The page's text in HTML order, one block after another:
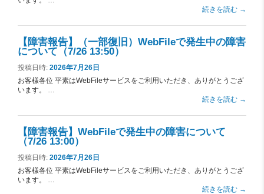
続きを読む →
【障害報告】（一部復旧）WebFileで発生中の障害
について（7/26 13:50）
投稿日時: 2026年7月26日
お客様各位 平素はWebFileサービスをご利用いただき、ありがとうござ
います。 …
続きを読む →
【障害報告】WebFileで発生中の障害について
（7/26 13:00）
投稿日時: 2026年7月26日
お客様各位 平素はWebFileサービスをご利用いただき、ありがとうござ
います。 …
続きを読む →